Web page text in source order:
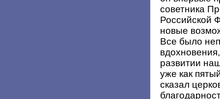
советника
Российской
новые
Все было
развитии
уже как
сказал